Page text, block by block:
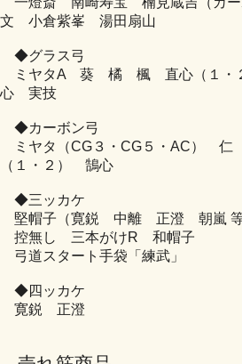
文 小倉紫峯 湯田扇山
◆グラス弓
ミヤタA 葵 橘 楓 直心（１・
心 実技
◆カーボン弓
ミヤタ（CG３・CG５・AC）
（１・２） 鵠心
◆三ッカケ
堅帽子（寛鋭 中離 正澄 朝嵐 等
控無し 三本がけR 和帽子
弓道スタート手袋「練武」
◆四ッカケ
寛鋭 正澄